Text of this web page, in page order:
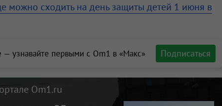
можно сходить на день защиты детей 1 июня в
— узнавайте первыми с Om1 в «Макс» Подписаться
Om1.ru